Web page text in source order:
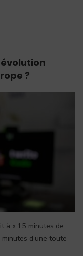
?
à « 15 minutes de
d’une toute